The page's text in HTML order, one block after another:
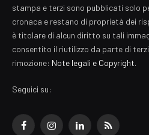
stampa e terzi sono pubblicati solo
cronaca e restano di proprietà dei
è titolare di alcun diritto su tali
consentito il riutilizzo da parte di
rimozione: Note legali e Copyright.
Seguici su:
FacebookInstagramLinkedInRSS